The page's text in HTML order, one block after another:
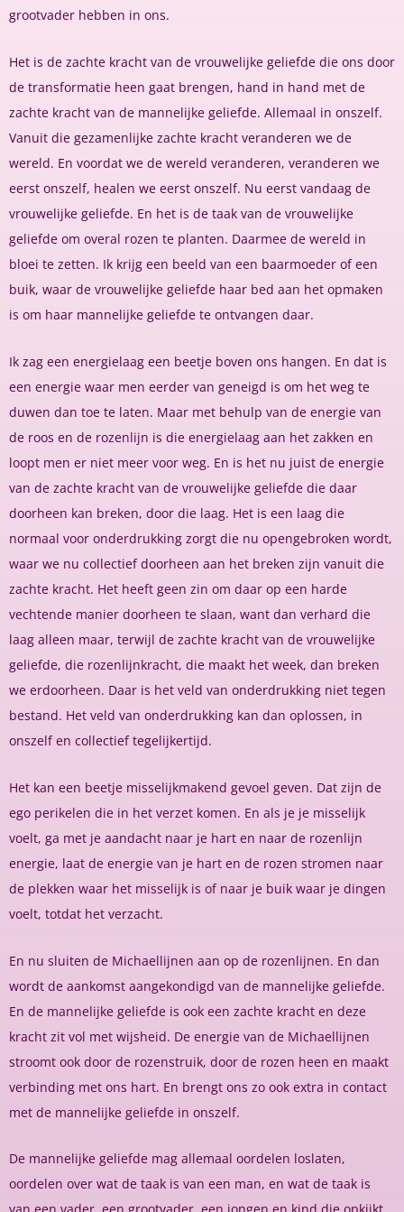
grootvader hebben in ons.
Het is de zachte kracht van de vrouwelijke geliefde die ons door
de transformatie heen gaat brengen, hand in hand met de
zachte kracht van de mannelijke geliefde. Allemaal in onszelf.
Vanuit die gezamenlijke zachte kracht veranderen we de
wereld. En voordat we de wereld veranderen, veranderen we
eerst onszelf, healen we eerst onszelf. Nu eerst vandaag de
vrouwelijke geliefde. En het is de taak van de vrouwelijke
geliefde om overal rozen te planten. Daarmee de wereld in
bloei te zetten. Ik krijg een beeld van een baarmoeder of een
buik, waar de vrouwelijke geliefde haar bed aan het opmaken
is om haar mannelijke geliefde te ontvangen daar.
Ik zag een energielaag een beetje boven ons hangen. En dat is
een energie waar men eerder van geneigd is om het weg te
duwen dan toe te laten. Maar met behulp van de energie van
de roos en de rozenlijn is die energielaag aan het zakken en
loopt men er niet meer voor weg. En is het nu juist de energie
van de zachte kracht van de vrouwelijke geliefde die daar
doorheen kan breken, door die laag. Het is een laag die
normaal voor onderdrukking zorgt die nu opengebroken wordt,
waar we nu collectief doorheen aan het breken zijn vanuit die
zachte kracht. Het heeft geen zin om daar op een harde
vechtende manier doorheen te slaan, want dan verhard die
laag alleen maar, terwijl de zachte kracht van de vrouwelijke
geliefde, die rozenlijnkracht, die maakt het week, dan breken
we erdoorheen. Daar is het veld van onderdrukking niet tegen
bestand. Het veld van onderdrukking kan dan oplossen, in
onszelf en collectief tegelijkertijd.
Het kan een beetje misselijkmakend gevoel geven. Dat zijn de
ego perikelen die in het verzet komen. En als je je misselijk
voelt, ga met je aandacht naar je hart en naar de rozenlijn
energie, laat de energie van je hart en de rozen stromen naar
de plekken waar het misselijk is of naar je buik waar je dingen
voelt, totdat het verzacht.
En nu sluiten de Michaellijnen aan op de rozenlijnen. En dan
wordt de aankomst aangekondigd van de mannelijke geliefde.
En de mannelijke geliefde is ook een zachte kracht en deze
kracht zit vol met wijsheid. De energie van de Michaellijnen
stroomt ook door de rozenstruik, door de rozen heen en maakt
verbinding met ons hart. En brengt ons zo ook extra in contact
met de mannelijke geliefde in onszelf.
De mannelijke geliefde mag allemaal oordelen loslaten,
oordelen over wat de taak is van een man, en wat de taak is